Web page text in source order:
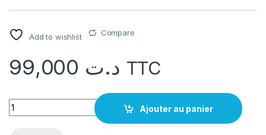
Add to wishlist Compare
د.ت TTC
quantité Back Glass IPhone XS Noir
Ajouter au panier